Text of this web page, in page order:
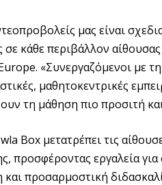
μας είναι
σε κάθε περιβάλλον
«Συνεργαζόμενοι με
μαθητοκεντρικές
τη μάθηση πιο προσιτή
Box μετατρέπει τις
προσφέροντας εργαλεία
και προσαρμοστική